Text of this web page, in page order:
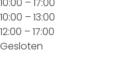
10:00 – 17:00
10:00 – 13:00
12:00 – 17:00
Gesloten